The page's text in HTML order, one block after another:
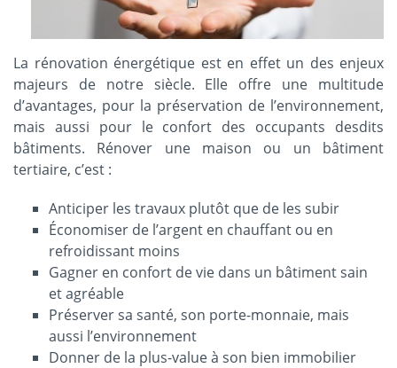
La rénovation énergétique est en effet un des enjeux
majeurs de notre siècle. Elle offre une multitude
d’avantages, pour la préservation de l’environnement,
mais aussi pour le confort des occupants desdits
bâtiments. Rénover une maison ou un bâtiment
tertiaire, c’est :
Anticiper les travaux plutôt que de les subir
Économiser de l’argent en chauffant ou en
refroidissant moins
Gagner en confort de vie dans un bâtiment sain
et agréable
Préserver sa santé, son porte-monnaie, mais
aussi l’environnement
Donner de la plus-value à son bien immobilier